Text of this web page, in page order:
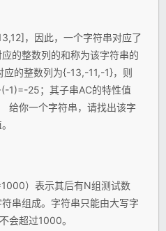
，因此，一个字符串对应了
的整数列的和称为该字符串的
的整数列为{-13,-11,-1}，则
1)=-25；其子串AC的特性值
给你一个字符串，请找出该字
）表示其后有N组测试数
串组成。字符串只能由大写字
会超过1000。